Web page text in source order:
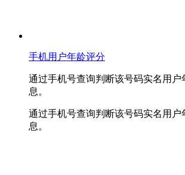
手机用户年龄评分
通过手机号查询判断该号码实名用户
息。
通过手机号查询判断该号码实名用户
息。